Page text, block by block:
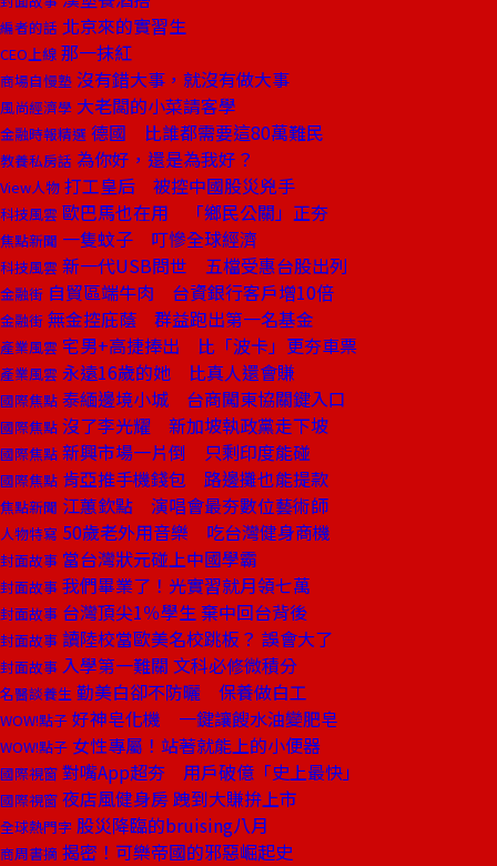
編者的話 北京來的實習生
CEO上線 那一抹紅
商場自慢塾 沒有錯大事，就沒有做大事
風尚經濟學 大老闆的小菜請客學
金融時報精選 德國 比誰都需要這80萬難民
教養私房話 為你好，還是為我好？
View人物 打工皇后 被控中國股災兇手
科技風雲 歐巴馬也在用 「鄉民公關」正夯
焦點新聞 一隻蚊子 叮慘全球經濟
科技風雲 新一代USB問世 五檔受惠台股出列
金融街 自貿區端牛肉 台資銀行客戶增10倍
金融街 無金控庇蔭 群益跑出第一名基金
產業風雲 宅男+高捷捧出 比「波卡」更夯車票
產業風雲 永遠16歲的她 比真人還會賺
國際焦點 泰緬邊境小城 台商闖東協關鍵入口
國際焦點 沒了李光耀 新加坡執政黨走下坡
國際焦點 新興市場一片倒 只剩印度能碰
國際焦點 肯亞推手機錢包 路邊攤也能提款
焦點新聞 江蕙欽點 演唱會最夯數位藝術師
人物特寫 50歲老外用音樂 吃台灣健身商機
封面故事 當台灣狀元碰上中國學霸
封面故事 我們畢業了！光實習就月領七萬
封面故事 台灣頂尖1％學生 棄中回台背後
封面故事 讀陸校當歐美名校跳板？ 誤會大了
封面故事 入學第一難關 文科必修微積分
名醫談養生 勤美白卻不防曬 保養做白工
WOW!點子 好神皂化機 一鍵讓餿水油變肥皂
WOW!點子 女性專屬！站著就能上的小便器
國際視窗 對嘴App超夯 用戶破億「史上最快」
國際視窗 夜店風健身房 跩到大賺拚上市
全球熱門字 股災降臨的bruising八月
商周書摘 揭密！可樂帝國的邪惡崛起史